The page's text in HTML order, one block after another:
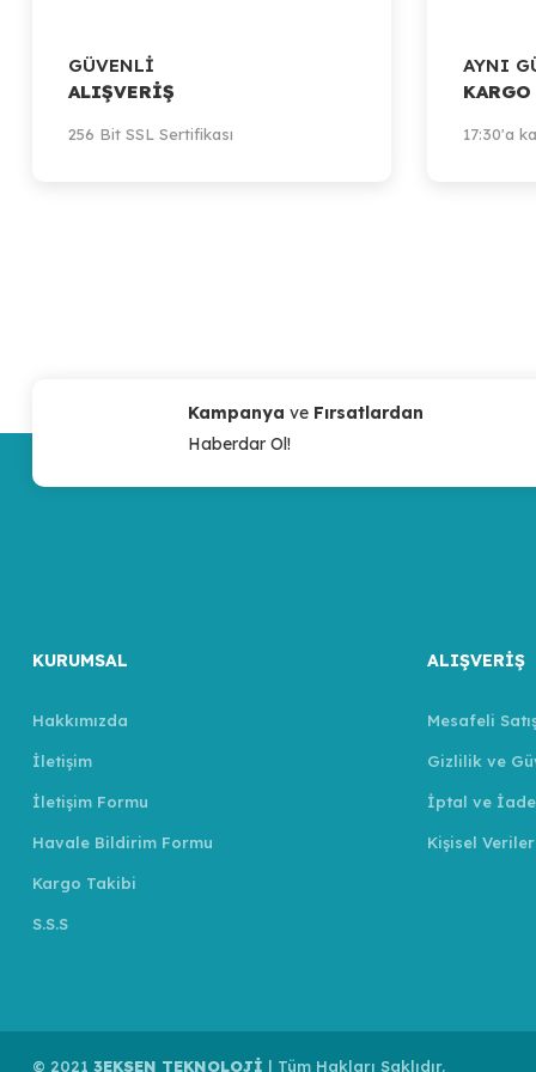
GÜVENLİ
ALIŞVERİŞ
256 Bit SSL Sertifikası
AYNI
KARGO
17:30'a
Kampanya ve Fırsatlardan
Haberdar Ol!
KURUMSAL
Hakkımızda
İletişim
İletişim Formu
Havale Bildirim Formu
Kargo Takibi
S.S.S
ALIŞVERİŞ
Mesafeli
Gizlilik ve
İptal ve İade
Kişisel
© 2021 3EKSEN TEKNOLOJİ | Tüm Hakları Saklıdır.